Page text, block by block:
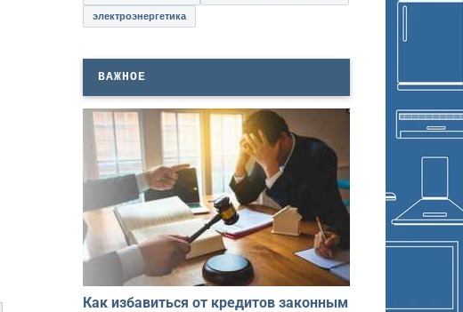
электроэнергетика
ВАЖНОЕ
Как избавиться от кредитов законным